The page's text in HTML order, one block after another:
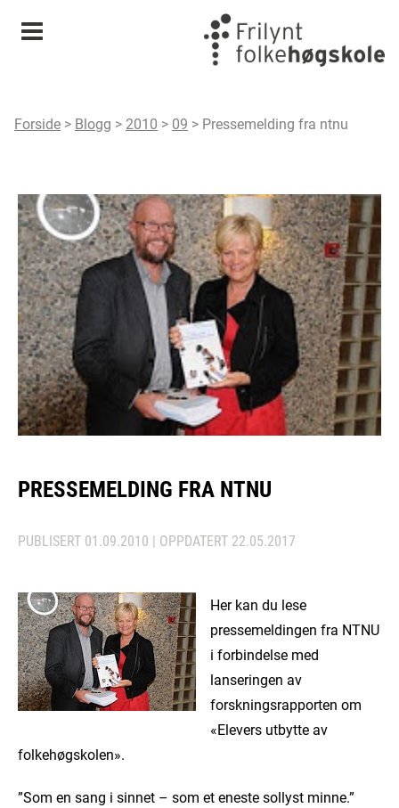
Meny
Forside > Blogg > 2010 > 09 > Pressemelding fra ntnu
PRESSEMELDING FRA NTNU
PUBLISERT 01.09.2010 | OPPDATERT 22.05.2017
Her kan du lese
pressemeldingen fra NTNU
i forbindelse med
lanseringen av
forskningsrapporten om
«Elevers utbytte av
folkehøgskolen».
”Som en sang i sinnet – som et eneste sollyst minne.”